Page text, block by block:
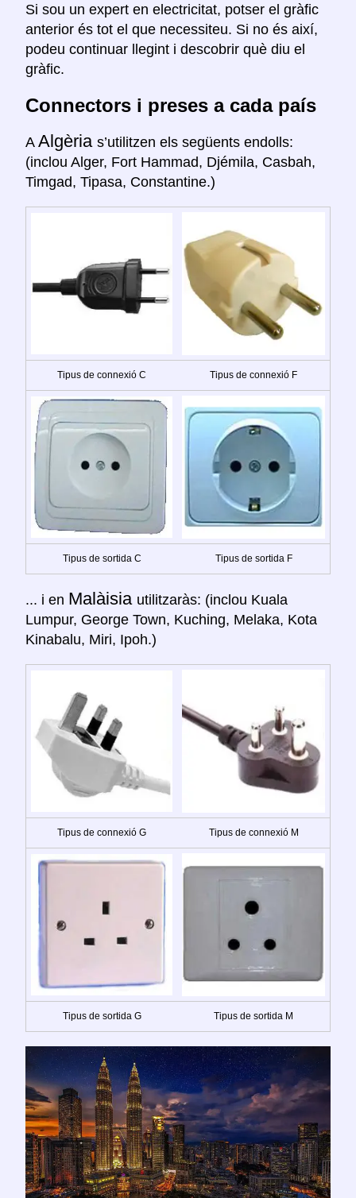
Si sou un expert en electricitat, potser el gràfic
anterior és tot el que necessiteu. Si no és així,
podeu continuar llegint i descobrir què diu el
gràfic.
Connectors i preses a cada país
A Algèria s’utilitzen els següents endolls:
(inclou Alger, Fort Hammad, Djémila, Casbah,
Timgad, Tipasa, Constantine.)
Tipus de connexió C Tipus de connexió F
Tipus de sortida C Tipus de sortida F
... i en Malàisia utilitzaràs: (inclou Kuala
Lumpur, George Town, Kuching, Melaka, Kota
Kinabalu, Miri, Ipoh.)
Tipus de connexió G Tipus de connexió M
Tipus de sortida G Tipus de sortida M